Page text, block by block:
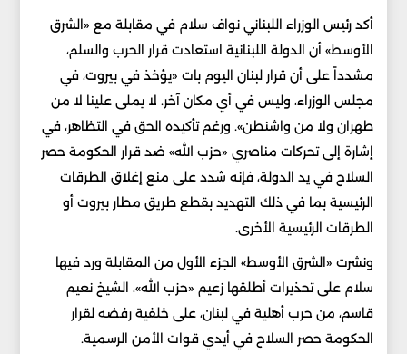
أكد رئيس الوزراء اللبناني نواف سلام في مقابلة مع «الشرق
الأوسط» أن الدولة اللبنانية استعادت قرار الحرب والسلم،
مشدداً على أن قرار لبنان اليوم بات «يؤخذ في بيروت، في
مجلس الوزراء، وليس في أي مكان آخر. لا يملَى علينا لا من
طهران ولا من واشنطن». ورغم تأكيده الحق في التظاهر، في
إشارة إلى تحركات مناصري «حزب الله» ضد قرار الحكومة حصر
السلاح في يد الدولة، فإنه شدد على منع إغلاق الطرقات
الرئيسية بما في ذلك التهديد بقطع طريق مطار بيروت أو
الطرقات الرئيسية الأخرى.
ونشرت «الشرق الأوسط» الجزء الأول من المقابلة ورد فيها
سلام على تحذيرات أطلقها زعيم «حزب الله»، الشيخ نعيم
قاسم، من حرب أهلية في لبنان، على خلفية رفضه لقرار
الحكومة حصر السلاح في أيدي قوات الأمن الرسمية.